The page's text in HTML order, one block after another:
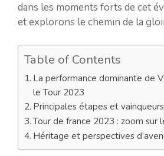
dans les moments forts de cet
et explorons le chemin de la
Table of Contents
La performance dominante de
le Tour 2023
Principales étapes et
Tour de france 2023 : zoom sur
Héritage et perspectives